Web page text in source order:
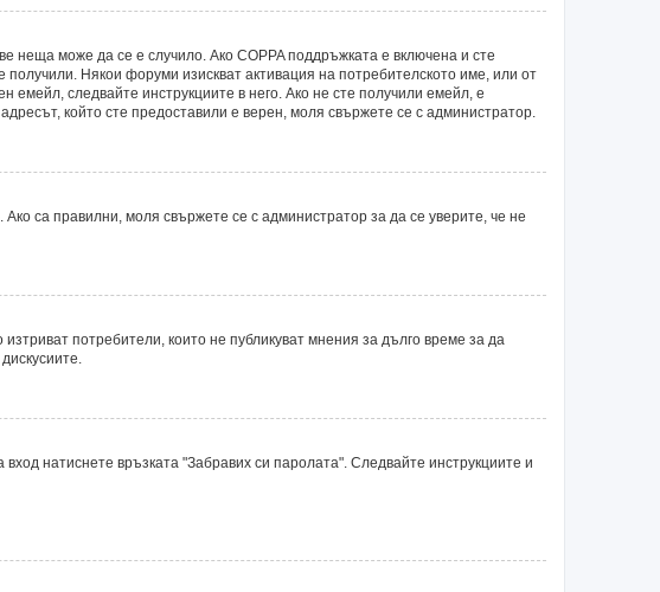
неща може да се е случило. Ако COPPA поддръжката е включена и сте
Някои форуми изискват активация на потребителското име, или от
следвайте инструкциите в него. Ако не сте получили емейл, е
който сте предоставили е верен, моля свържете се с администратор.
са правилни, моля свържете се с администратор за да се уверите, че не
потребители, които не публикуват мнения за дълго време за да
натиснете връзката "Забравих си паролата". Следвайте инструкциите и